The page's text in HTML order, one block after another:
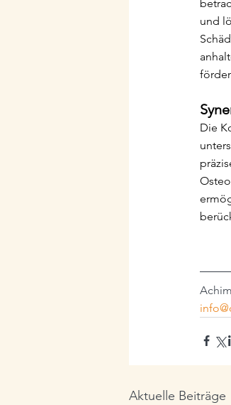
und
Die
Aktuelle Beiträge